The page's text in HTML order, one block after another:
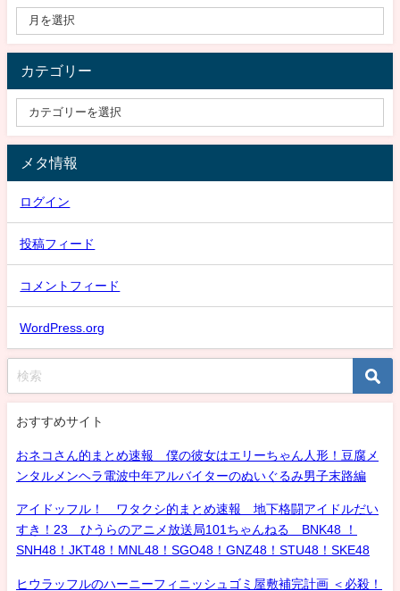
カテゴリー
メタ情報
ログイン
投稿フィード
コメントフィード
WordPress.org
おすすめサイト
おネコさん的まとめ速報 僕の彼女はエリーちゃん人形！豆腐メ
ンタルメンヘラ電波中年アルバイターのぬいぐるみ男子末路編
アイドッフル！ ワタクシ的まとめ速報 地下格闘アイドルだい
すき！23 ひうらのアニメ放送局101ちゃんねる BNK48 ！
SNH48！JKT48！MNL48！SGO48！GNZ48！STU48！SKE48
ヒウラッフルのハーニーフィニッシュゴミ屋敷補完計画 ＜必殺！